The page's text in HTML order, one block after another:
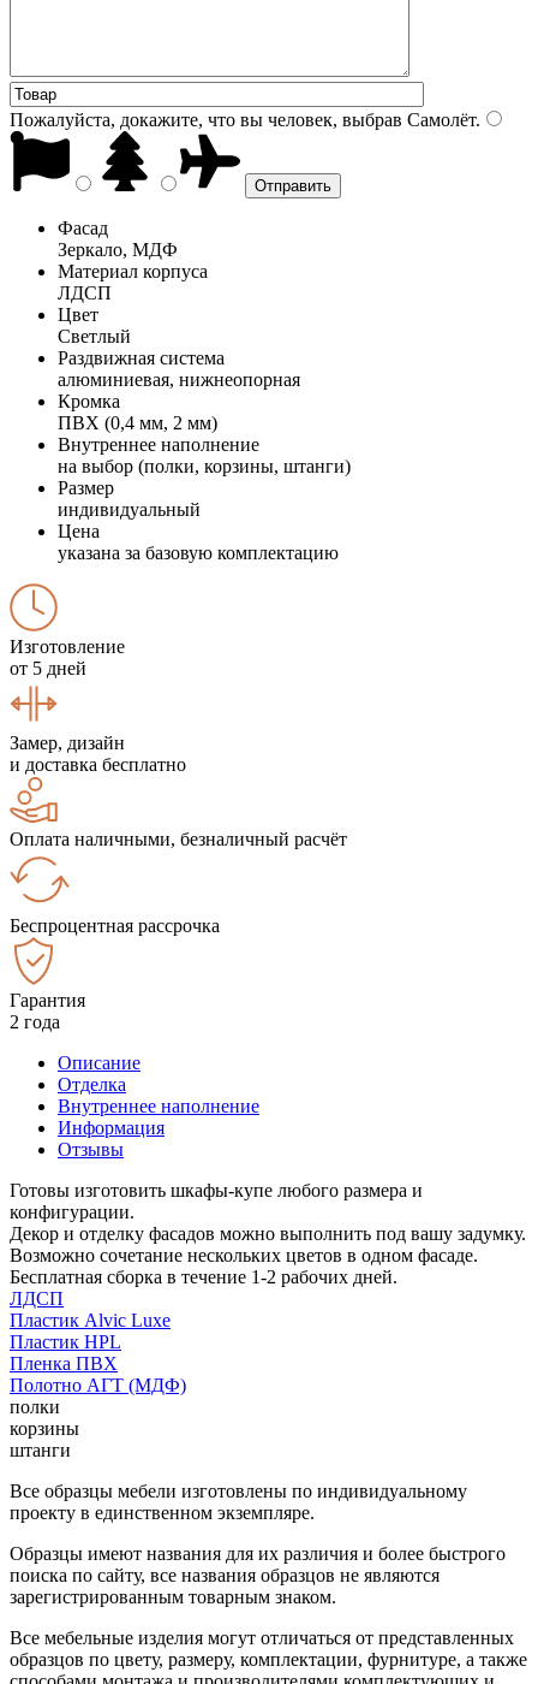
Пожалуйста, докажите, что вы человек, выбрав Самолёт.
Фасад
Зеркало, МДФ
Материал корпуса
ЛДСП
Цвет
Светлый
Раздвижная система
алюминиевая, нижнеопорная
Кромка
ПВХ (0,4 мм, 2 мм)
Внутреннее наполнение
на выбор (полки, корзины, штанги)
Размер
индивидуальный
Цена
указана за базовую комплектацию
Изготовление
от 5 дней
Замер, дизайн
и доставка бесплатно
Оплата наличными, безналичный расчёт
Беспроцентная рассрочка
Гарантия
2 года
Описание
Отделка
Внутреннее наполнение
Информация
Отзывы
Готовы изготовить шкафы-купе любого размера и
конфигурации.
Декор и отделку фасадов можно выполнить под вашу задумку.
Возможно сочетание нескольких цветов в одном фасаде.
Бесплатная сборка в течение 1-2 рабочих дней.
ЛДСП
Пластик Alvic Luxe
Пластик HPL
Пленка ПВХ
Полотно АГТ (МДФ)
полки
корзины
штанги
Все образцы мебели изготовлены по индивидуальному
проекту в единственном экземпляре.
Образцы имеют названия для их различия и более быстрого
поиска по сайту, все названия образцов не являются
зарегистрированным товарным знаком.
Все мебельные изделия могут отличаться от представленных
образцов по цвету, размеру, комплектации, фурнитуре, а также